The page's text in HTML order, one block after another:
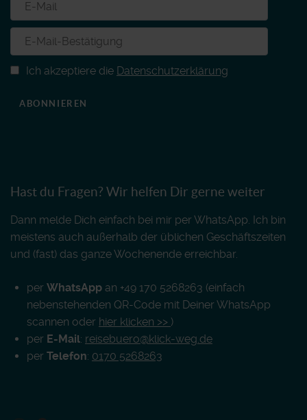
Ich akzeptiere die Datenschutzerklärung
ABONNIEREN
Hast du Fragen? Wir helfen Dir gerne weiter
Dann melde Dich einfach bei mir per WhatsApp. Ich bin
meistens auch außerhalb der üblichen Geschäftszeiten
und (fast) das ganze Wochenende erreichbar.
per WhatsApp an +49 170 5268263 (einfach
nebenstehenden QR-Code mit Deiner WhatsApp
scannen oder hier klicken >> )
per E-Mail: reisebuero@klick-weg.de
per Telefon: 0170 5268263